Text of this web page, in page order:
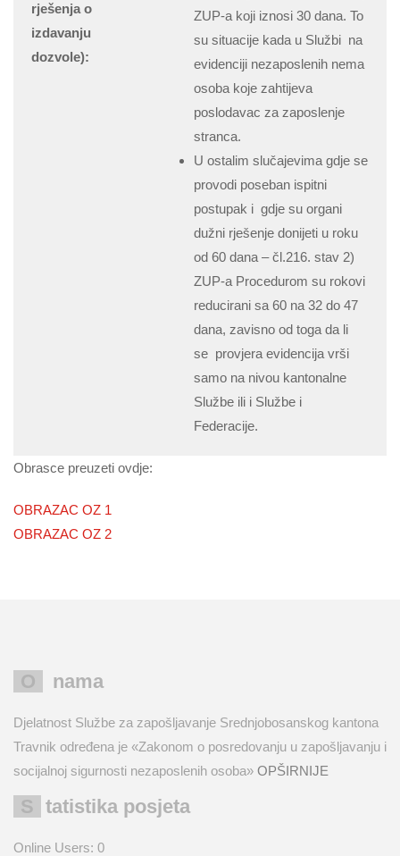
rješenja o
izdavanju
dozvole):
ZUP-a koji iznosi 30 dana. To
su situacije kada u Službi na
evidenciji nezaposlenih nema
osoba koje zahtijeva
poslodavac za zaposlenje
stranca.
U ostalim slučajevima gdje se
provodi poseban ispitni
postupak i gdje su organi
dužni rješenje donijeti u roku
od 60 dana – čl.216. stav 2)
ZUP-a Procedurom su rokovi
reducirani sa 60 na 32 do 47
dana, zavisno od toga da li
se provjera evidencija vrši
samo na nivou kantonalne
Službe ili i Službe i
Federacije.
Obrasce preuzeti ovdje:
OBRAZAC OZ 1
OBRAZAC OZ 2
O nama
Djelatnost Službe za zapošljavanje Srednjobosanskog kantona
Travnik određena je «Zakonom o posredovanju u zapošljavanju i
socijalnoj sigurnosti nezaposlenih osoba» OPŠIRNIJE
Statistika posjeta
Online Users: 0